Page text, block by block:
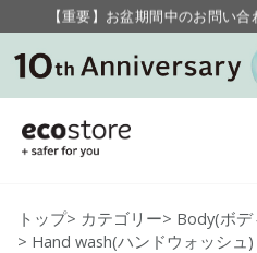
【重要】お盆期間中のお問い
毎月お得にポイントが貯まる
【重要】お盆期間中のお問い
トップ> カテゴリー> Body(ボデ
> Hand wash(ハンドウォッシュ)